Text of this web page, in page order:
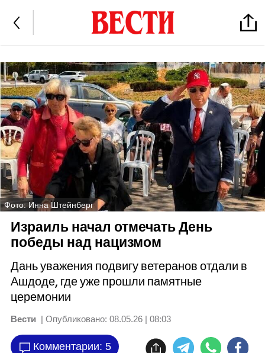
Фото: Инна Штейнберг
Израиль начал отмечать День
победы над нацизмом
Дань уважения подвигу ветеранов отдали в
Ашдоде, где уже прошли памятные
церемонии
Вести | Опубликовано: 08.05.26 | 08:03
Комментарии: 5